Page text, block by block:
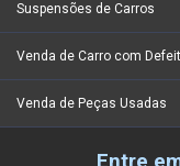
Suspensões de Carros
Venda de Carro com
Venda de Peças Usadas